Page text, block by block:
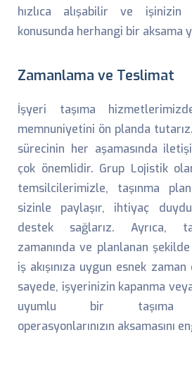
hızlıca alışabilir ve işinizin
konusunda herhangi bir aksama
Zamanlama ve Teslimat
İşyeri taşıma
memnuniyetini ön planda
sürecinin her aşamasında
çok önemlidir. Grup Lojistik
temsilcilerimizle, taşınma
sizinle paylaşır, ihtiyaç
destek sağlarız. Ayrıca,
zamanında ve planlanan
iş akışınıza uygun esnek
sayede, işyerinizin kapanma
uyumlu bir taşıma
operasyonlarınızın aksamasını